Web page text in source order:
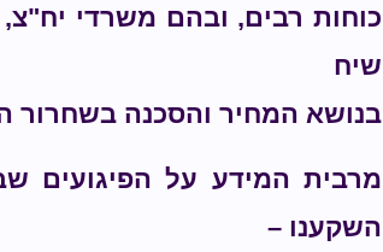
כוחות רבים, ובהם משרדי
שיח
בנושא המחיר והסכנה בשחרור
מרבית המידע על הפיגועים
השקענו –